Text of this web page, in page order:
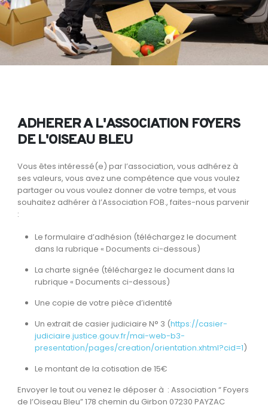
ADHERER A L'ASSOCIATION FOYERS
DE L'OISEAU BLEU
Vous êtes intéressé(e) par l’association, vous adhérez à
ses valeurs, vous avez une compétence que vous voulez
partager ou vous voulez donner de votre temps, et vous
souhaitez adhérer à l’Association FOB., faites-nous parvenir
:
Le formulaire d’adhésion (téléchargez le document
dans la rubrique « Documents ci-dessous)
La charte signée (téléchargez le document dans la
rubrique « Documents ci-dessous)
Une copie de votre pièce d’identité
Un extrait de casier judiciaire N° 3 (https://casier-
judiciaire.justice.gouv.fr/mai-web-b3-
presentation/pages/creation/orientation.xhtml?cid=1)
Le montant de la cotisation de 15€
Envoyer le tout ou venez le déposer à : Association “ Foyers
de l’Oiseau Bleu” 178 chemin du Girbon 07230 PAYZAC